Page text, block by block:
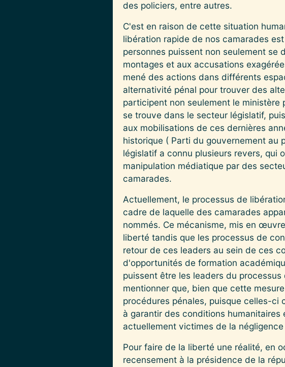
des policiers, entre autres.
C'est en raison de cette situation
libération rapide de nos camarades
personnes puissent non seulement
montages et aux accusations
mené des actions dans différents
alternativité pénal pour trouver des
participent non seulement le
se trouve dans le secteur législatif,
aux mobilisations de ces dernières
historique ( Parti du gouvernement
législatif a connu plusieurs revers, qui
manipulation médiatique par des
camarades.
Actuellement, le processus de
cadre de laquelle des camarades
nommés. Ce mécanisme, mis en
liberté tandis que les processus de
retour de ces leaders au sein de ces
d'opportunités de formation
puissent être les leaders du
mentionner que, bien que cette
procédures pénales, puisque celles-
à garantir des conditions
actuellement victimes de la
Pour faire de la liberté une réalité, en
recensement à la présidence de la